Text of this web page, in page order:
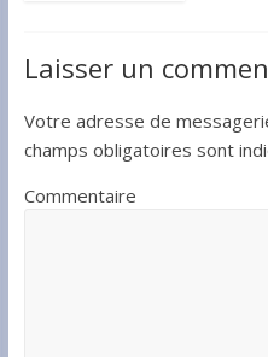
Laisser un
Votre adresse de
champs obligatoires sont
Commentaire